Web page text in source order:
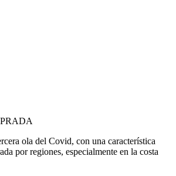
ola del Covid, con una característica
por regiones, especialmente en la costa